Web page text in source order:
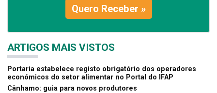
Quero Receber »
ARTIGOS MAIS VISTOS
Portaria estabelece registo obrigatório dos operadores
económicos do setor alimentar no Portal do IFAP
Cânhamo: guia para novos produtores